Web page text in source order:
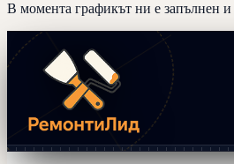
В момента графикът ни е запълнен и